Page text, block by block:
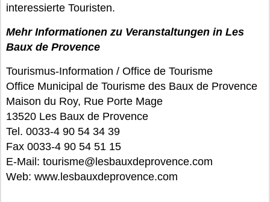
interessierte Touristen.
Mehr Informationen zu Veranstaltungen in Les
Baux de Provence
Tourismus-Information / Office de Tourisme
Office Municipal de Tourisme des Baux de Provence
Maison du Roy, Rue Porte Mage
13520 Les Baux de Provence
Tel. 0033-4 90 54 34 39
Fax 0033-4 90 54 51 15
E-Mail: tourisme@lesbauxdeprovence.com
Web: www.lesbauxdeprovence.com